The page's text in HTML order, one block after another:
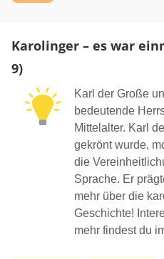
Karolinger – es war
9)
Karl der Große
bedeutende
Mittelalter. Karl
gekrönt wurde,
die
Sprache. Er
mehr über die
Geschichte!
mehr findest du